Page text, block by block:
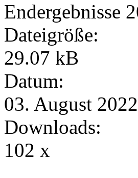
Endergebnisse
Dateigröße:
29.07 kB
Datum:
03. August 2022
Downloads:
102 x